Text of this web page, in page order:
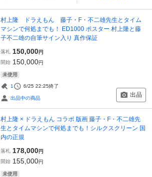
村上隆 ドラえもん 藤子・F・不二雄先生とタイム
マシンで何処までも！ ED1000 ポスター 村上隆と藤
子不二雄の自筆サイン入り 真作保証
落札 150,000円
開始 150,000円
未使用
1 6/25 22:25終了
出品中の商品 出品
村上隆 × ドラえもん コラボ 版画 藤子・F・不二雄先
生とタイムマシンで何処までも！シルクスクリーン 国
内の正規
落札 178,000円
開始 155,000円
未使用